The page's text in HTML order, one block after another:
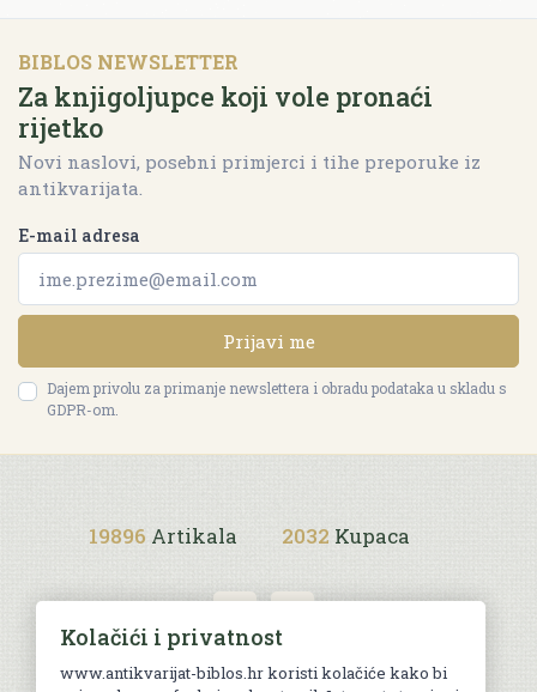
BIBLOS NEWSLETTER
Za knjigoljupce koji vole pronaći
rijetko
Novi naslovi, posebni primjerci i tihe preporuke iz
antikvarijata.
E-mail adresa
Prijavi me
Dajem privolu za primanje newslettera i obradu podataka u skladu s
GDPR-om.
19896 Artikala 2032 Kupaca
Kolačići i privatnost
www.antikvarijat-biblos.hr koristi kolačiće kako bi